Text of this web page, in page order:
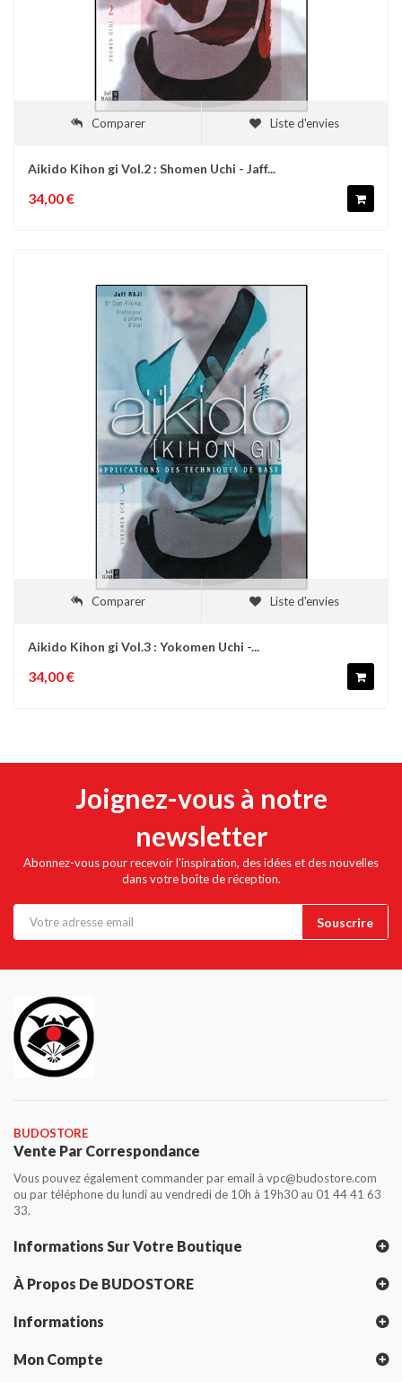
Comparer Liste d'envies
Aikido Kihon gi Vol.2 : Shomen Uchi - Jaff...
34,00 €
Comparer Liste d'envies
Aikido Kihon gi Vol.3 : Yokomen Uchi -...
34,00 €
Joignez-vous à notre
newsletter
Abonnez-vous pour recevoir l'inspiration, des idées et des nouvelles
dans votre boîte de réception.
BUDOSTORE
Vente Par Correspondance
Vous pouvez également commander par email à vpc@budostore.com
ou par téléphone du lundi au vendredi de 10h à 19h30 au 01 44 41 63
33.
Informations Sur Votre Boutique
À Propos De BUDOSTORE
Informations
Mon Compte